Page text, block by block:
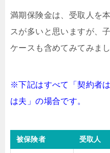
満期保険金は、受取人を
スが多いと思いますが、
ケースも含めてみてみまし
※下記はすべて「契約者
は夫」の場合です。
被保険者 受取人